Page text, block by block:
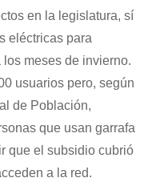
en la legislatura, sí
eléctricas para
meses de invierno.
usuarios pero, según
de Población,
que usan garrafa
que el subsidio cubrió
a la red.